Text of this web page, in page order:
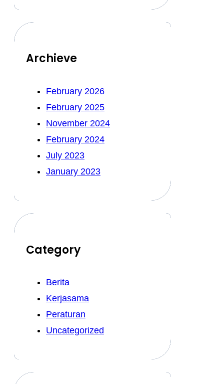
Archieve
February 2026
February 2025
November 2024
February 2024
July 2023
January 2023
Category
Berita
Kerjasama
Peraturan
Uncategorized